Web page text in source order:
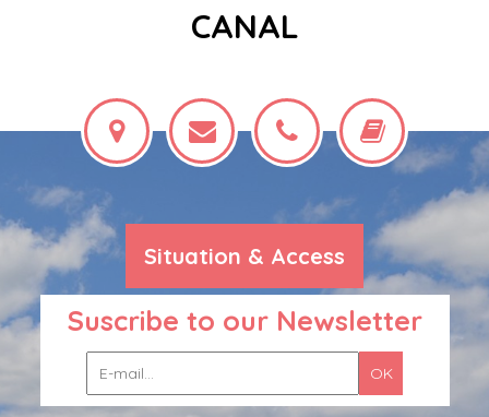
CANAL
Situation & Access
Suscribe to our Newsletter